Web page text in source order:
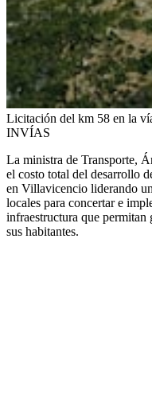
Licitación del km 58 en la
INVÍAS
La ministra de Transporte,
el costo total del desarrollo
en Villavicencio liderando
locales para concertar e
infraestructura que
sus habitantes.